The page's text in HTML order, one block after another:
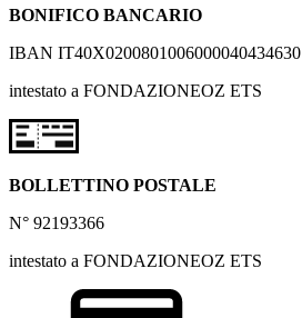
BONIFICO BANCARIO
IBAN IT40X0200801006000040434630
intestato a FONDAZIONEOZ ETS
BOLLETTINO POSTALE
N° 92193366
intestato a FONDAZIONEOZ ETS